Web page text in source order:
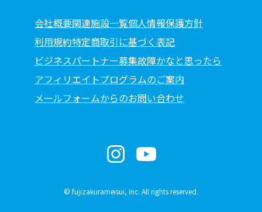
会社概要関連施設一覧個人情報保護方針
利用規約特定商取引に基づく表記
ビジネスパートナー募集故障かなと思ったら
アフィリエイトプログラムのご案内
メールフォームからのお問い合わせ
© fujizakurameisui, Inc. All rights reserved.